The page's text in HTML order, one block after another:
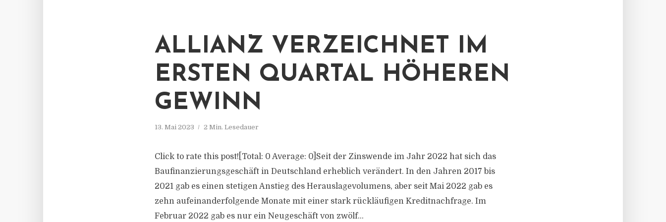
ALLIANZ VERZEICHNET IM
ERSTEN QUARTAL HÖHEREN
GEWINN
13. Mai 2023 2 Min. Lesedauer
Click to rate this post![Total: 0 Average: 0]Seit der Zinswende im Jahr 2022 hat sich das
Baufinanzierungsgeschäft in Deutschland erheblich verändert. In den Jahren 2017 bis
2021 gab es einen stetigen Anstieg des Herauslagevolumens, aber seit Mai 2022 gab es
zehn aufeinanderfolgende Monate mit einer stark rückläufigen Kreditnachfrage. Im
Februar 2022 gab es nur ein Neugeschäft von zwölf...